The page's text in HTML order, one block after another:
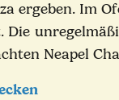
ergeben. Im
Die
Neapel